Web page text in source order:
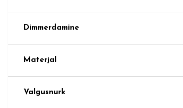
Dimmerdamine
Materjal
Valgusnurk